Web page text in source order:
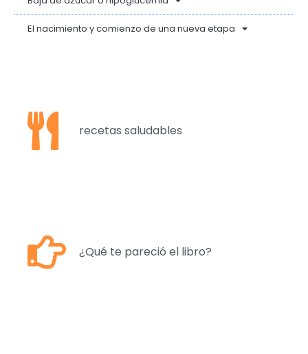
El nacimiento y comienzo de una nueva etapa
recetas saludables
¿Qué te pareció el libro?